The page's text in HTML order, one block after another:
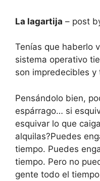
La lagartija – post
Tenías que haberlo
sistema operativo
son impredecibles
Pensándolo bien,
espárrago… si
esquivar lo que
alquilas?Puedes
tiempo. Puedes
tiempo. Pero no
gente todo el